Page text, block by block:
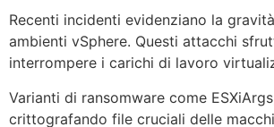
Recenti incidenti evidenziano la
ambienti vSphere. Questi attacchi
interrompere i carichi di lavoro
Varianti di ransomware come
crittografando file cruciali delle